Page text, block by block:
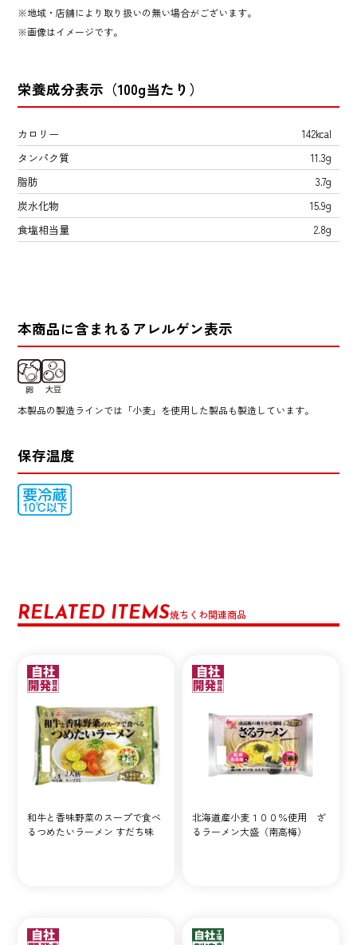
地域・店舗により取り扱いの無い場合がございます。
画像はイメージです。
栄養成分表示（100g当たり）
カロリー
142kcal
タンパク質
11.3g
脂肪
3.7g
炭水化物
15.9g
食塩相当量
2.8g
本商品に含まれるアレルゲン表示
本製品の製造ラインでは「小麦」を使用した製品も製造しています。
保存温度
RELATED ITEMS焼ちくわ関連商品
和牛と香味野菜のスープで食べ
るつめたいラーメン すだち味
北海道産小麦１００％使用 ざ
るラーメン大盛（南高梅）